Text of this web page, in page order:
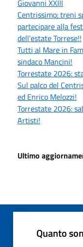
Giovanni XXIII
Centrissimo: treni
partecipare alla
dell'estate Torrese!!
Tutti al Mare in
sindaco Mancini!
Torrestate 2026:
Sul palco del
ed Enrico Melozzi!
Torrestate 2026:
Artisti!
Ultimo
Quanto